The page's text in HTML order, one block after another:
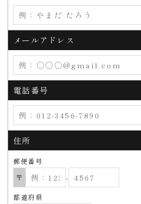
メールアドレス
電話番号
住所
郵便番号
〒
‐
都道府県